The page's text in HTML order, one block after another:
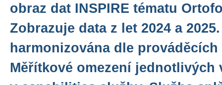
obraz dat INSPIRE tématu
Zobrazuje data z let 2024 a
harmonizována dle prováděcích
Měřítkové omezení jednotlivých